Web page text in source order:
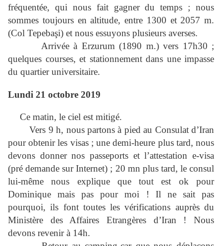
fréquentée, qui nous fait gagner du temps ; nous
sommes toujours en altitude, entre 1300 et 2057 m.
(Col Tepebaşi) et nous essuyons plusieurs averses.
Arrivée à Erzurum (1890 m.) vers 17h30 ;
quelques courses, et stationnement dans une impasse
du quartier universitaire.
Lundi 21 octobre 2019
Ce matin, le ciel est mitigé.
Vers 9 h, nous partons à pied au Consulat d’Iran
pour obtenir les visas ; une demi-heure plus tard, nous
devons donner nos passeports et l’attestation e-visa
(pré demande sur Internet) ; 20 mn plus tard, le consul
lui-même nous explique que tout est ok pour
Dominique mais pas pour moi ! Il ne sait pas
pourquoi, ils font toutes les vérifications auprès du
Ministère des Affaires Etrangères d’Iran ! Nous
devons revenir à 14h.